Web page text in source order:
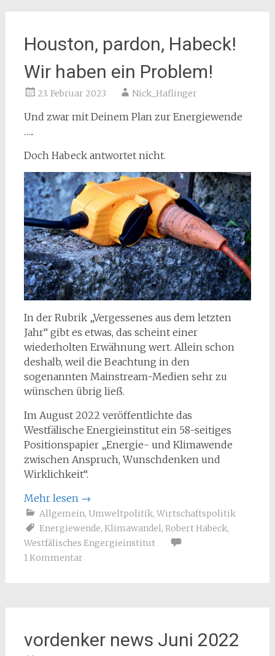
Houston, pardon, Habeck!
Wir haben ein Problem!
23. Februar 2023 Nick_Haflinger
Und zwar mit Deinem Plan zur Energiewende
…..
Doch Habeck antwortet nicht.
In der Rubrik „Vergessenes aus dem letzten
Jahr“ gibt es etwas, das scheint einer
wiederholten Erwähnung wert. Allein schon
deshalb, weil die Beachtung in den
sogenannten Mainstream-Medien sehr zu
wünschen übrig ließ.
Im August 2022 veröffentlichte das
Westfälische Energieinstitut ein 58-seitiges
Positionspapier „Energie- und Klimawende
zwischen Anspruch, Wunschdenken und
Wirklichkeit“.
Mehr lesen →
Allgemein, Umweltpolitik, Wirtschaftspolitik
Energiewende, Klimawandel, Robert Habeck,
Westfälisches Engergieinstitut
1 Kommentar
vordenker news Juni 2022